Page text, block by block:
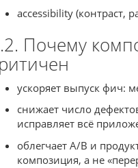
accessibility (контраст,
Почему
ускоряет выпуск фич:
снижает число
исправляет всё
облегчает A/B и
композиция, а не